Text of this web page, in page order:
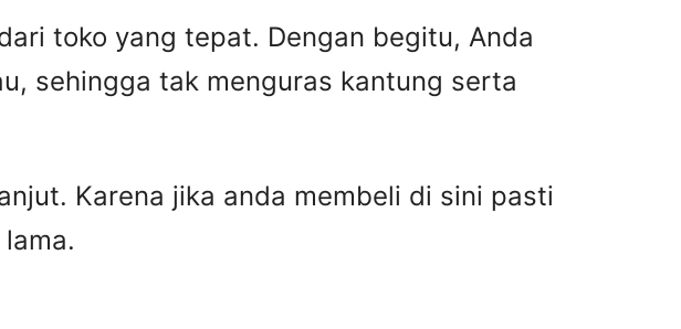
toko yang tepat. Dengan begitu, Anda
sehingga tak menguras kantung serta
Karena jika anda membeli di sini pasti